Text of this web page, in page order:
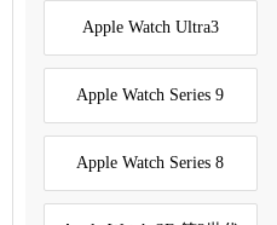
Apple Watch Ultra3
Apple Watch Series 9
Apple Watch Series 8